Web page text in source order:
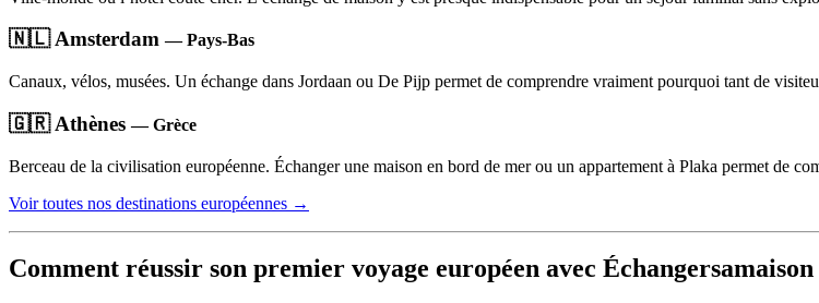
🇳🇱 Amsterdam— Pays-Bas
Canaux, vélos, musées. Un échange dans Jordaan ou De Pijp permet de comprendre vraiment pourquoi tant de
🇬🇷 Athènes— Grèce
Berceau de la civilisation européenne. Échanger une maison en bord de mer ou un appartement à Plaka permet de
Voir toutes nos destinations européennes →
Comment réussir son premier voyage européen avec Échangersamaison